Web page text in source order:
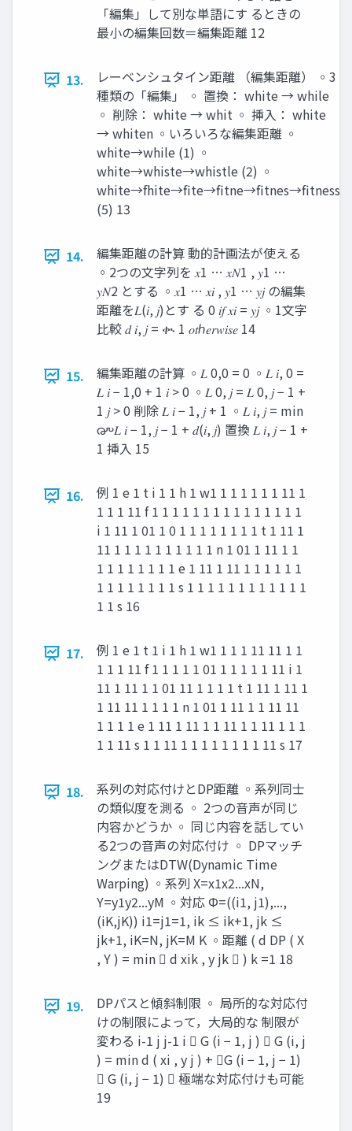
「編集」して別な単語にす るときの
最小の編集回数＝編集距離 12
13.
レーベンシュタイン距離 （編集距離） ◦3
種類の「編集」 ◦ 置換： white → while
◦ 削除： white → whit ◦ 挿入： white
→ whiten ◦いろいろな編集距離 ◦
white→while (1) ◦
white→whiste→whistle (2) ◦
white→fhite→fite→fitne→fitnes→fitness
(5) 13
14.
編集距離の計算 動的計画法が使える
◦2つの文字列を 𝑥1 … 𝑥𝑁1 , 𝑦1 …
𝑦𝑁2 とする ◦𝑥1 … 𝑥𝑖 , 𝑦1 … 𝑦𝑗 の編集
距離を𝐿(𝑖, 𝑗)とす る 0 𝑖𝑓 𝑥𝑖 = 𝑦𝑗 ◦1文字
比較 𝑑 𝑖, 𝑗 = ቊ 1 𝑜𝑡ℎ𝑒𝑟𝑤𝑖𝑠𝑒 14
15.
編集距離の計算 ◦𝐿 0,0 = 0 ◦𝐿 𝑖, 0 =
𝐿 𝑖 − 1,0 + 1 𝑖 > 0 ◦𝐿 0, 𝑗 = 𝐿 0, 𝑗 − 1 +
1 𝑗 > 0 削除 𝐿 𝑖 − 1, 𝑗 + 1 ◦𝐿 𝑖, 𝑗 = min
൞𝐿 𝑖 − 1, 𝑗 − 1 + 𝑑(𝑖, 𝑗) 置換 𝐿 𝑖, 𝑗 − 1 +
1 挿入 15
16.
例 1 e 1 t i 1 1 h 1 w1 1 1 1 1 1 1 11 1
1 1 1 11 f 1 1 1 1 1 1 1 1 1 1 1 1 1 1 1
i 1 11 1 01 1 0 1 1 1 1 1 1 1 1 t 1 11 1
11 1 1 1 1 1 1 1 1 1 1 n 1 01 1 11 1 1
1 1 1 1 1 1 1 1 e 1 11 1 11 1 1 1 1 1 1
1 1 1 1 1 1 1 1 s 1 1 1 1 1 1 1 1 1 1 1 1
1 1 s 16
17.
例 1 e 1 t 1 i 1 h 1 w1 1 1 1 11 11 1 1
1 1 1 11 f 1 1 1 1 1 01 1 1 1 1 1 11 i 1
11 1 11 1 1 01 11 1 1 1 1 t 1 11 1 11 1
1 11 11 1 1 1 1 n 1 01 1 11 1 1 11 11
1 1 1 1 e 1 11 1 11 1 1 11 1 1 11 1 1 1
1 1 11 s 1 1 11 1 1 1 1 1 1 1 1 11 s 17
18.
系列の対応付けとDP距離 ◦系列同士
の類似度を測る ◦ 2つの音声が同じ
内容かどうか ◦ 同じ内容を話してい
る2つの音声の対応付け ◦ DPマッチ
ングまたはDTW(Dynamic Time
Warping) ◦系列 X=x1x2...xN,
Y=y1y2...yM ◦対応 Φ=((i1, j1),...,
(iK,jK)) i1=j1=1, ik ≤ ik+1, jk ≤
jk+1, iK=N, jK=M K ◦距離 ( d DP ( X
, Y ) = min  d xik , y jk  ) k =1 18
19.
DPパスと傾斜制限 ◦ 局所的な対応付
けの制限によって，大局的な 制限が
変わる i-1 j j-1 i  G (i − 1, j )  G (i, j
) = min d ( xi , y j ) + G (i − 1, j − 1)
 G (i, j − 1)  極端な対応付けも可能
19